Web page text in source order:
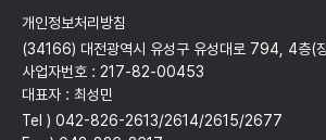
개인정보처리방침
(34166) 대전광역시 유성구 유성대로 794, 4층(
사업자번호 : 217-82-00453
대표자 : 최성민
Tel ) 042-826-2613/2614/2615/2677